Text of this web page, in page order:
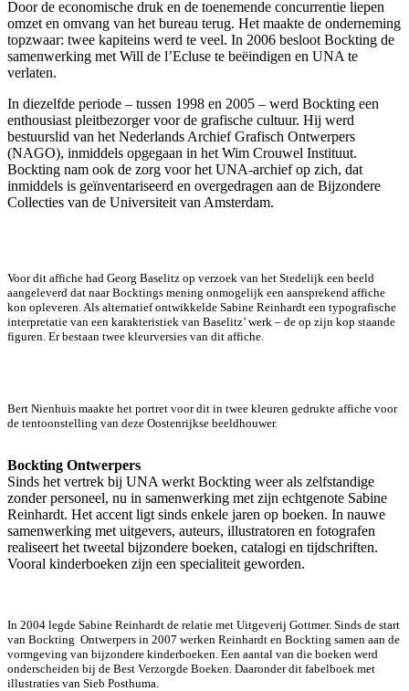
Door de economische druk en de toenemende concurrentie liepen
omzet en omvang van het bureau terug. Het maakte de onderneming
topzwaar: twee kapiteins werd te veel. In 2006 besloot Bockting de
samenwerking met Will de l’Ecluse te beëindigen en UNA te
verlaten.
In diezelfde periode – tussen 1998 en 2005 – werd Bockting een
enthousiast pleitbezorger voor de grafische cultuur. Hij werd
bestuurslid van het Nederlands Archief Grafisch Ontwerpers
(NAGO), inmiddels opgegaan in het Wim Crouwel Instituut.
Bockting nam ook de zorg voor het UNA-archief op zich, dat
inmiddels is geïnventariseerd en overgedragen aan de Bijzondere
Collecties van de Universiteit van Amsterdam.
Voor dit affiche had Georg Baselitz op verzoek van het Stedelijk een beeld
aangeleverd dat naar Bocktings mening onmogelijk een aansprekend affiche
kon opleveren. Als alternatief ontwikkelde Sabine Reinhardt een typografische
interpretatie van een karakteristiek van Baselitz’ werk – de op zijn kop staande
figuren. Er bestaan twee kleurversies van dit affiche.
Bert Nienhuis maakte het portret voor dit in twee kleuren gedrukte affiche voor
de tentoonstelling van deze Oostenrijkse beeldhouwer.
Bockting Ontwerpers
Sinds het vertrek bij UNA werkt Bockting weer als zelfstandige
zonder personeel, nu in samenwerking met zijn echtgenote Sabine
Reinhardt. Het accent ligt sinds enkele jaren op boeken. In nauwe
samenwerking met uitgevers, auteurs, illustratoren en fotografen
realiseert het tweetal bijzondere boeken, catalogi en tijdschriften.
Vooral kinderboeken zijn een specialiteit geworden.
In 2004 legde Sabine Reinhardt de relatie met Uitgeverij Gottmer. Sinds de start
van Bockting Ontwerpers in 2007 werken Reinhardt en Bockting samen aan de
vormgeving van bijzondere kinderboeken. Een aantal van die boeken werd
onderscheiden bij de Best Verzorgde Boeken. Daaronder dit fabelboek met
illustraties van Sieb Posthuma.